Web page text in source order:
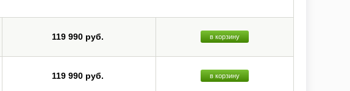
передач интернет-радио через vTuner и другие потоковые сервисы.
LipSync, Dolby TrueHD, DTS-HD Master Audio, DVD-Audio, Super Audio
транзисторах, свободно масштабируют изображения с входов
цифровое соединение с iPod/iPhone через порт USB на передней панели и
119 990 руб. в корзину
119 990 руб. в корзину